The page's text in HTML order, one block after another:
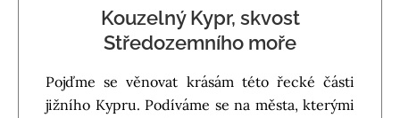
Kouzelný Kypr, skvost
Středozemního moře
Pojďme se věnovat krásám této řecké části
jižního Kypru. Podíváme se na města, kterými